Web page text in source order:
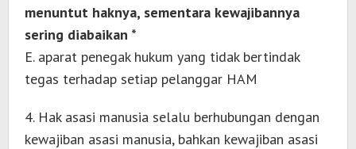
menuntut haknya, sementara kewajibannya
sering diabaikan *
E. aparat penegak hukum yang tidak bertindak
tegas terhadap setiap pelanggar HAM
4. Hak asasi manusia selalu berhubungan dengan
kewajiban asasi manusia, bahkan kewajiban asasi